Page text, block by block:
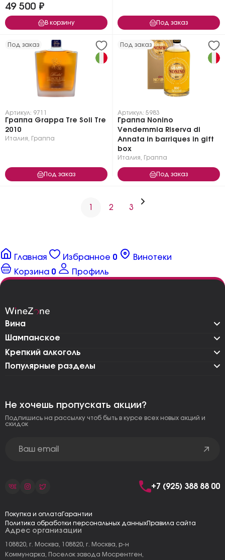
49 500 ₽
В корзину Под заказ
Под заказ
Артикул: 9711
Граппа Grappa Tre Soli Tre
2010
Италия Граппа
Под заказ
Под заказ
Артикул: 5983
Граппа Nonino
Vendemmia Riserva di
Annata in barriques in gift
box
Италия Граппа
Под заказ
1 2 3
Главная Избранное 0
Винотеки
Корзина 0 Профиль
Вина
Шампанское
Крепкий алкоголь
Популярные разделы
Адрес организации
108820, г. Москва, 108820, г. Москва, р-н
Коммунарка, Поселок завода Мосрентген,
Не хочешь пропускать акции?
Подпишись на рассылку чтоб быть в курсе всех новых акций и
скидок
+7 (925) 388 88 00
Покупка и оплата Гарантии
Политика обработки персональных данныхПравила сайта